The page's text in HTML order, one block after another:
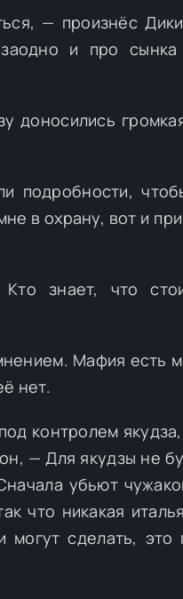
— произнёс
и про сынка
доносились
подробности,
в охрану, вот и
знает, что
Мафия есть
нет.
контролем
— Для якудзы не
убьют
что никакая
сделать, это